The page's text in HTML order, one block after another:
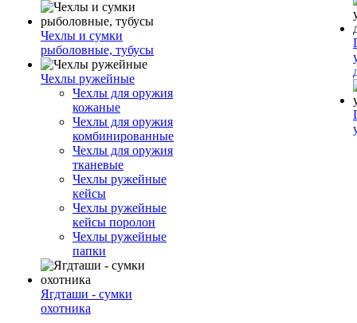
Чехлы и сумки
рыболовные, тубусы
Чехлы ружейные
Чехлы для оружия
кожаные
Чехлы для оружия
комбинированные
Чехлы для оружия
тканевые
Чехлы ружейные
кейсы
Чехлы ружейные
кейсы поролон
Чехлы ружейные
папки
Ягдташи - сумки
охотника